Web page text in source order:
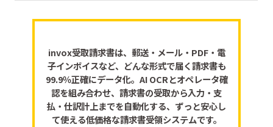
invox受取請求書は、郵送・メール・PDF・電
子インボイスなど、どんな形式で届く請求書も
99.9％正確にデータ化。AI OCRとオペレータ確
認を組み合わせ、請求書の受取から入力・支
払・仕訳計上までを自動化する、ずっと安心し
て使える低価格な請求書受領システムです。